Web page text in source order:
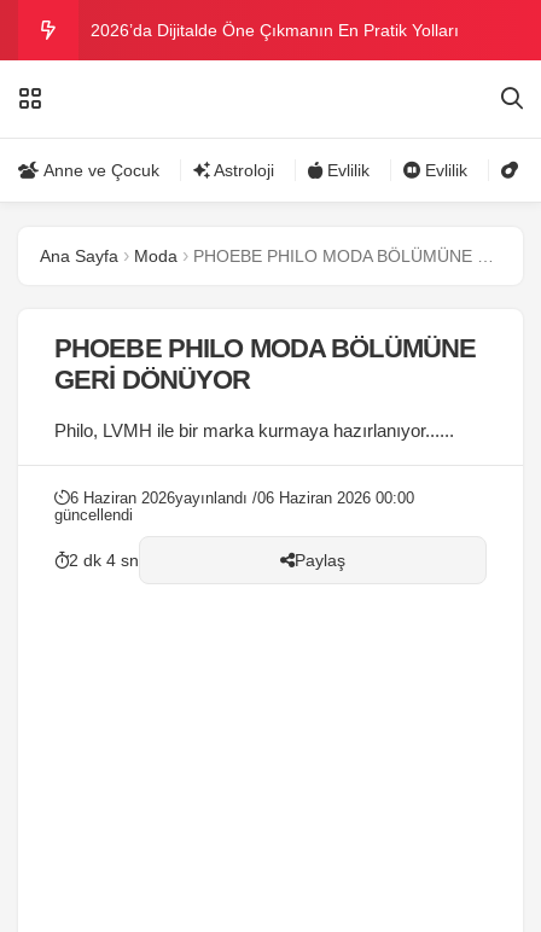
2026’da Dijitalde Öne Çıkmanın En Pratik Yolları
Danla Bilic ile Reynmen Miami’de tatilde
Anne ve Çocuk Astroloji Evlilik Evlilik
Ana Sayfa Moda
PHOEBE PHILO MODA BÖLÜMÜNE
GERİ DÖNÜYOR
Philo, LVMH ile bir marka kurmaya hazırlanıyor......
6 Haziran 2026yayınlandı /06 Haziran 2026 00:00
güncellendi
2 dk 4 sn Paylaş